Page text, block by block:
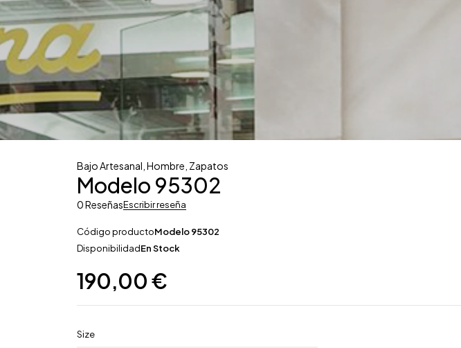
Bajo Artesanal ,Hombre Zapatos
Modelo 95302
0 ReseñasEscribir reseña
Código productoModelo 95302
DisponibilidadEn Stock
190,00€
Size